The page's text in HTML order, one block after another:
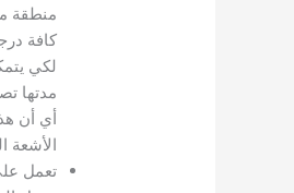
لكي
أي أن
الأشعة
تعمل